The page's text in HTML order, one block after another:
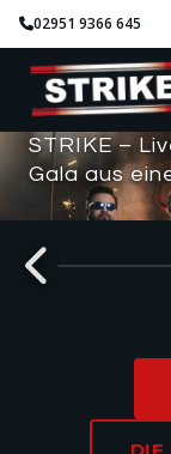
02951 9366 645
STRIKE –
Gala aus